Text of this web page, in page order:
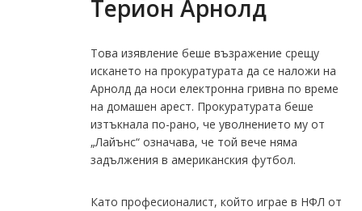
Терион Арнолд
Това изявление беше възражение срещу
искането на прокуратурата да се наложи на
Арнолд да носи електронна гривна по време
на домашен арест. Прокуратурата беше
изтъкнала по-рано, че уволнението му от
„Лайънс“ означава, че той вече няма
задължения в американския футбол.
Като професионалист, който играе в НФЛ от